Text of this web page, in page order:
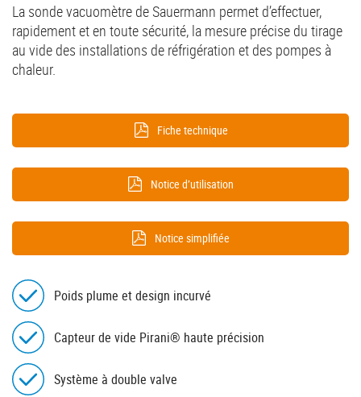
La sonde vacuomètre de Sauermann permet d’effectuer,
rapidement et en toute sécurité, la mesure précise du tirage
au vide des installations de réfrigération et des pompes à
chaleur.
Fiche technique
Notice d’utilisation
Notice simplifiée
Poids plume et design incurvé
Capteur de vide Pirani® haute précision
Système à double valve